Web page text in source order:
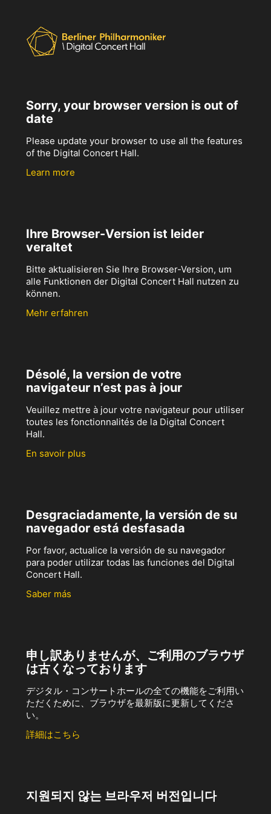
Sorry, your browser version is out of
date
Please update your browser to use all the features
of the Digital Concert Hall.
Learn more
Ihre Browser-Version ist leider
veraltet
Bitte aktualisieren Sie Ihre Browser-Version, um
alle Funktionen der Digital Concert Hall nutzen zu
können.
Mehr erfahren
Désolé, la version de votre
navigateur n’est pas à jour
Veuillez mettre à jour votre navigateur pour utiliser
toutes les fonctionnalités de la Digital Concert
Hall.
En savoir plus
Desgraciadamente, la versión de su
navegador está desfasada
Por favor, actualice la versión de su navegador
para poder utilizar todas las funciones del Digital
Concert Hall.
Saber más
申し訳ありませんが、ご利用のブラウザ
は古くなっております
デジタル・コンサートホールの全ての機能をご利用い
ただくために、ブラウザを最新版に更新してくださ
い。
詳細はこちら
지원되지 않는 브라우저 버전입니다